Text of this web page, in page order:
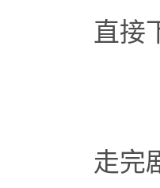
直接下
走完剧